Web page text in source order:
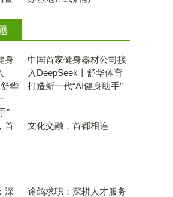
中国首家健身器材公司接
入DeepSeek丨舒华体育
打造新一代“AI健身助手”
文化交融，首都相连
途鸽求职：深耕人才服务